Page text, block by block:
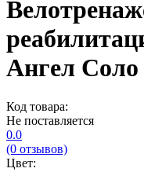
Ангел
Код товара:
Не поставляется
0.0
(0 отзывов)
Цвет: